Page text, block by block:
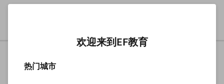
欢迎来到EF教育
热门城市